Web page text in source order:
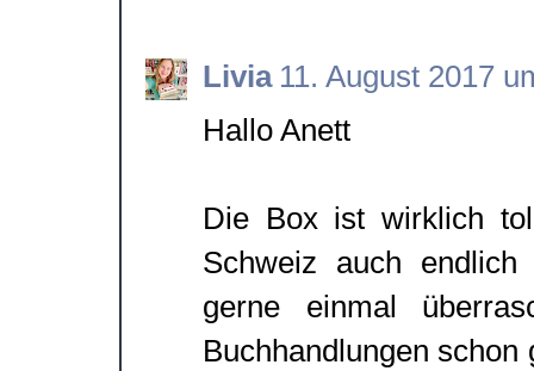
Livia 11. August 2017
Hallo Anett
Die Box ist wirklich
Schweiz auch
gerne einmal
Buchhandlungen